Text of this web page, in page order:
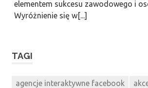
elementem sukcesu zawodowego i
Wyróżnienie się w[...]
TAGI
agencje interaktywne facebook